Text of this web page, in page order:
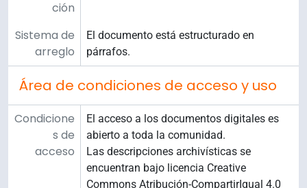
ción
Sistema de
arreglo
El documento está estructurado en
párrafos.
Área de condiciones de acceso y uso
Condicione
s de
acceso
El acceso a los documentos digitales es
abierto a toda la comunidad.
Las descripciones archivísticas se
encuentran bajo licencia Creative
Commons Atribución-CompartirIgual 4.0